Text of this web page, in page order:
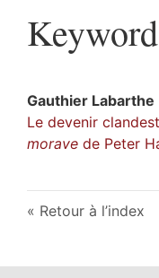
Gauthier Labarthe
Le devenir
morave de Peter
Retour à l’index